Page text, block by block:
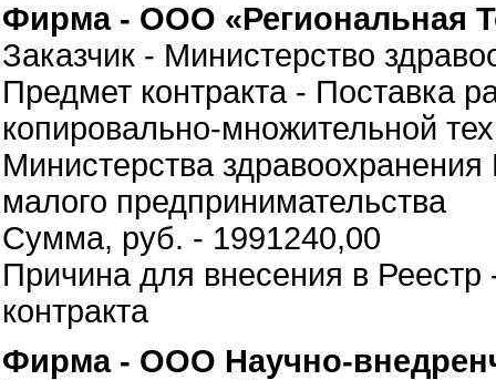
Фирма - ООО «Региональная
Заказчик - Министерство
Предмет контракта - Поставка
копировально-множительной
Министерства
малого предпринимательства
Сумма, руб. - 1991240,00
Причина для внесения в
контракта
Фирма - ООО Научно-